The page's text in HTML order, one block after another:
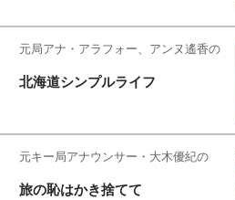
元局アナ・アラフォー、アンヌ遙香の
北海道シンプルライフ
元キー局アナウンサー・大木優紀の
旅の恥はかき捨てて